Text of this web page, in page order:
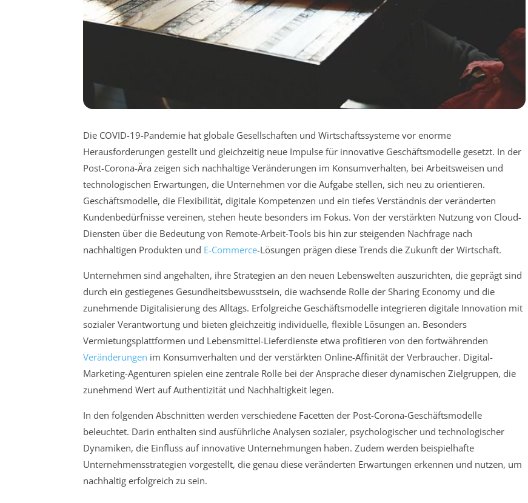
Die COVID-19-Pandemie hat globale Gesellschaften und Wirtschaftssysteme vor enorme
Herausforderungen gestellt und gleichzeitig neue Impulse für innovative Geschäftsmodelle gesetzt. In der
Post-Corona-Ära zeigen sich nachhaltige Veränderungen im Konsumverhalten, bei Arbeitsweisen und
technologischen Erwartungen, die Unternehmen vor die Aufgabe stellen, sich neu zu orientieren.
Geschäftsmodelle, die Flexibilität, digitale Kompetenzen und ein tiefes Verständnis der veränderten
Kundenbedürfnisse vereinen, stehen heute besonders im Fokus. Von der verstärkten Nutzung von Cloud-
Diensten über die Bedeutung von Remote-Arbeit-Tools bis hin zur steigenden Nachfrage nach
nachhaltigen Produkten und E-Commerce-Lösungen prägen diese Trends die Zukunft der Wirtschaft.
Unternehmen sind angehalten, ihre Strategien an den neuen Lebenswelten auszurichten, die geprägt sind
durch ein gestiegenes Gesundheitsbewusstsein, die wachsende Rolle der Sharing Economy und die
zunehmende Digitalisierung des Alltags. Erfolgreiche Geschäftsmodelle integrieren digitale Innovation mit
sozialer Verantwortung und bieten gleichzeitig individuelle, flexible Lösungen an. Besonders
Vermietungsplattformen und Lebensmittel-Lieferdienste etwa profitieren von den fortwährenden
Veränderungen im Konsumverhalten und der verstärkten Online-Affinität der Verbraucher. Digital-
Marketing-Agenturen spielen eine zentrale Rolle bei der Ansprache dieser dynamischen Zielgruppen, die
zunehmend Wert auf Authentizität und Nachhaltigkeit legen.
In den folgenden Abschnitten werden verschiedene Facetten der Post-Corona-Geschäftsmodelle
beleuchtet. Darin enthalten sind ausführliche Analysen sozialer, psychologischer und technologischer
Dynamiken, die Einfluss auf innovative Unternehmungen haben. Zudem werden beispielhafte
Unternehmensstrategien vorgestellt, die genau diese veränderten Erwartungen erkennen und nutzen, um
nachhaltig erfolgreich zu sein.